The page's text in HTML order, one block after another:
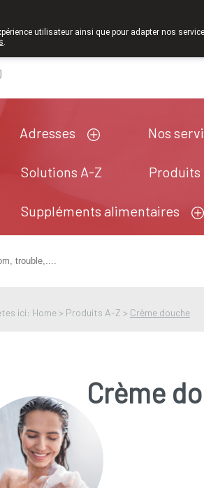
Meysen
Adresses Nos
Solutions A-Z Produits
Suppléments alimentaires
ici: Home > Produits A-Z > Crème douche
Crème
utilisateur ainsi que pour adapter nos
.